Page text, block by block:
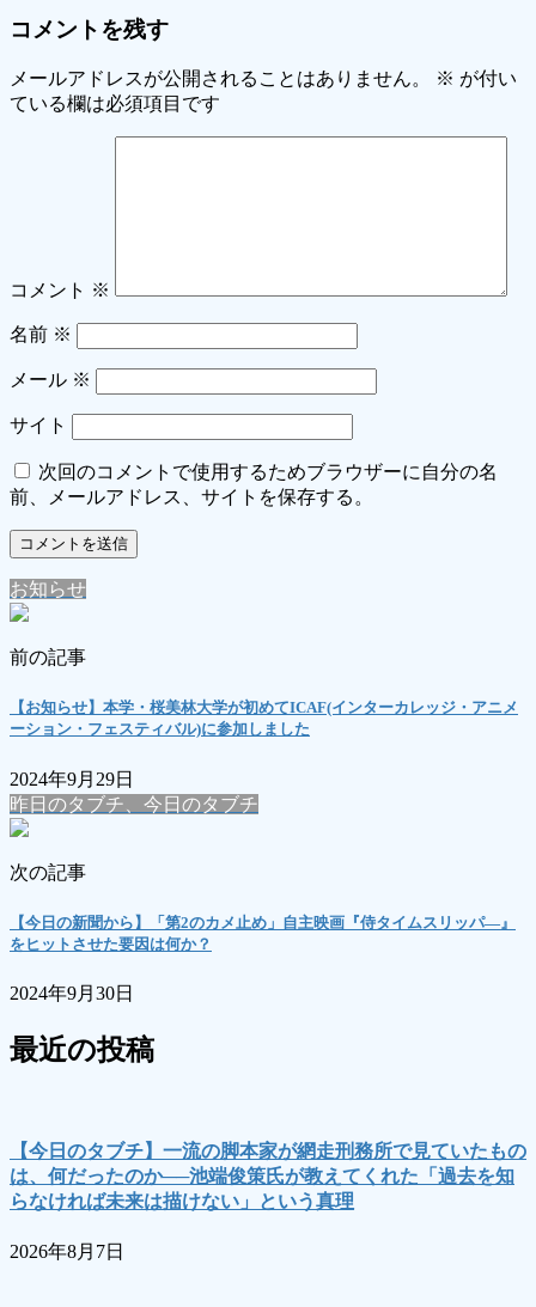
コメントを残す
メールアドレスが公開されることはありません。 ※ が付い
ている欄は必須項目です
コメント ※
名前 ※
メール ※
サイト
次回のコメントで使用するためブラウザーに自分の名
前、メールアドレス、サイトを保存する。
お知らせ
前の記事
【お知らせ】本学・桜美林大学が初めてICAF(インターカレッジ・アニメ
ーション・フェスティバル)に参加しました
2024年9月29日
昨日のタブチ、今日のタブチ
次の記事
【今日の新聞から】「第2のカメ止め」自主映画『侍タイムスリッパ―』
をヒットさせた要因は何か？
2024年9月30日
最近の投稿
【今日のタブチ】一流の脚本家が網走刑務所で見ていたもの
は、何だったのか──池端俊策氏が教えてくれた「過去を知
らなければ未来は描けない」という真理
2026年8月7日